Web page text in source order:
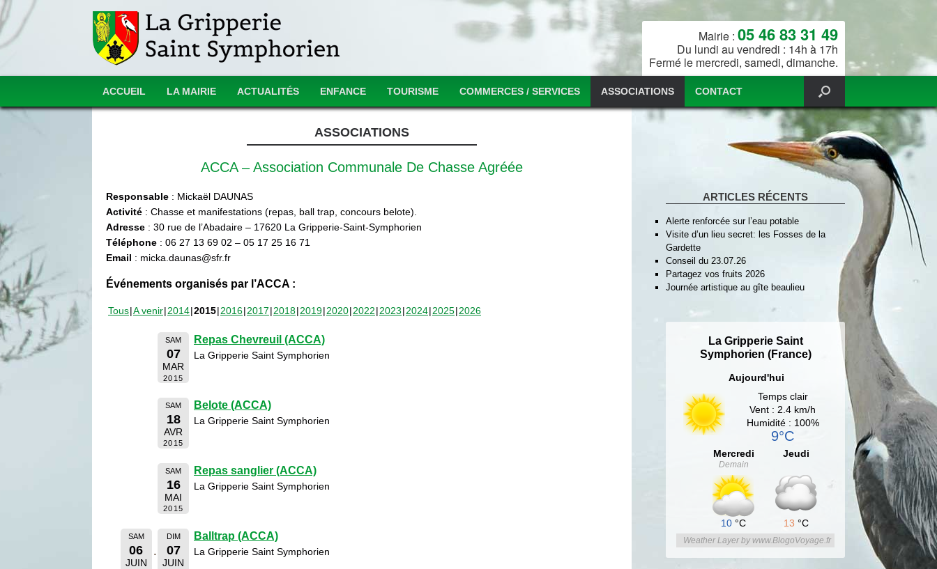
Mairie : 05 46 83 31 49
Du lundi au vendredi : 14h à 17h
Fermé le mercredi, samedi, dimanche.
ACCUEIL LA MAIRIE ACTUALITÉS ENFANCE TOURISME COMMERCES / SERVICES ASSOCIATIONS CONTACT
ASSOCIATIONS
ACCA – Association Communale De Chasse Agréée
Responsable : Mickaël DAUNAS
Activité : Chasse et manifestations (repas, ball trap, concours belote).
Adresse : 30 rue de l’Abadaire – 17620 La Gripperie-Saint-Symphorien
Téléphone : 06 27 13 69 02 – 05 17 25 16 71
Email : micka.daunas@sfr.fr
Événements organisés par l’ACCA :
Tous A venir 2014 2015 2016 2017 2018 2019 2020 2022 2023 2024 2025 2026
SAM
07
MAR
2015
Repas Chevreuil (ACCA)
La Gripperie Saint Symphorien
SAM
18
AVR
2015
Belote (ACCA)
La Gripperie Saint Symphorien
SAM
16
MAI
2015
Repas sanglier (ACCA)
La Gripperie Saint Symphorien
SAM
06
JUIN
DIM
07
JUIN
Balltrap (ACCA)
La Gripperie Saint Symphorien
ARTICLES RÉCENTS
Alerte renforcée sur l’eau potable
Visite d’un lieu secret: les Fosses de la
Gardette
Conseil du 23.07.26
Partagez vos fruits 2026
Journée artistique au gîte beaulieu
La Gripperie Saint
Symphorien (France)
Aujourd'hui
Temps clair
Vent : 2.4 km/h
Humidité : 100%
9°C
Mercredi
Demain
10 °C
Jeudi
13 °C
Weather Layer by www.BlogoVoyage.fr